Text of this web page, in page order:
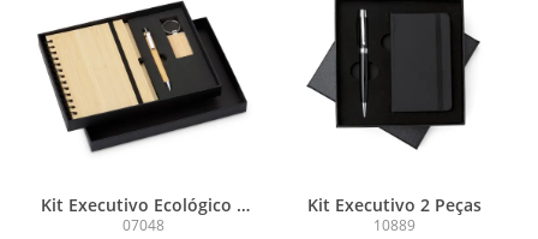
Kit Executivo Ecológico 3
Peças
07048
Kit Executivo 2 Peças
10889